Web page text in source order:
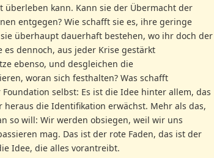
überleben kann. Kann sie der Übermacht der
entgegen? Wie schafft sie es, ihre geringe
überhaupt dauerhaft bestehen, wo ihr doch der
dennoch, aus jeder Krise gestärkt
ebenso, und desgleichen die
woran sich festhalten? Was schafft
selbst: Es ist die Idee hinter allem, das
die Identifikation erwächst. Mehr als das,
so will: Wir werden obsiegen, weil wir uns
mag. Das ist der rote Faden, das ist der
Idee, die alles vorantreibt.